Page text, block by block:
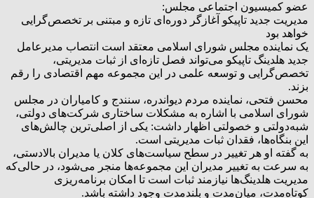
عضو کمیسیون اجتماعی مجلس:
مدیریت جدید تاپیکو آغازگر دوره‌ای تازه و مبتنی بر تخصص‌گرایی
خواهد بود
یک نماینده مجلس شورای اسلامی معتقد است انتصاب مدیرعامل
جدید هلدینگ تاپیکو می‌تواند فصل تازه‌ای از ثبات مدیریتی،
تخصص‌گرایی و توسعه علمی در این مجموعه مهم اقتصادی را رقم
بزند.
محسن فتحی، نماینده مردم دیواندره، سنندج و کامیاران در مجلس
شورای اسلامی با اشاره به مشکلات ساختاری شرکت‌های دولتی،
شبه‌دولتی و خصولتی اظهار داشت: یکی از اصلی‌ترین چالش‌های
این بنگاه‌ها، فقدان ثبات مدیریتی است.
به گفته او هر تغییر در سطح سیاست‌های کلان یا مدیران بالادستی،
به سرعت به تغییر مدیران این مجموعه‌ها منجر می‌شود، در حالی‌که
مدیریت هلدینگ‌ها نیازمند ثبات است تا امکان برنامه‌ریزی
کوتاه‌مدت، میان‌مدت و بلندمدت وجود داشته باشد.